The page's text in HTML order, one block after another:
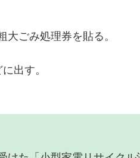
ごみ処理券を貼る。
出す。